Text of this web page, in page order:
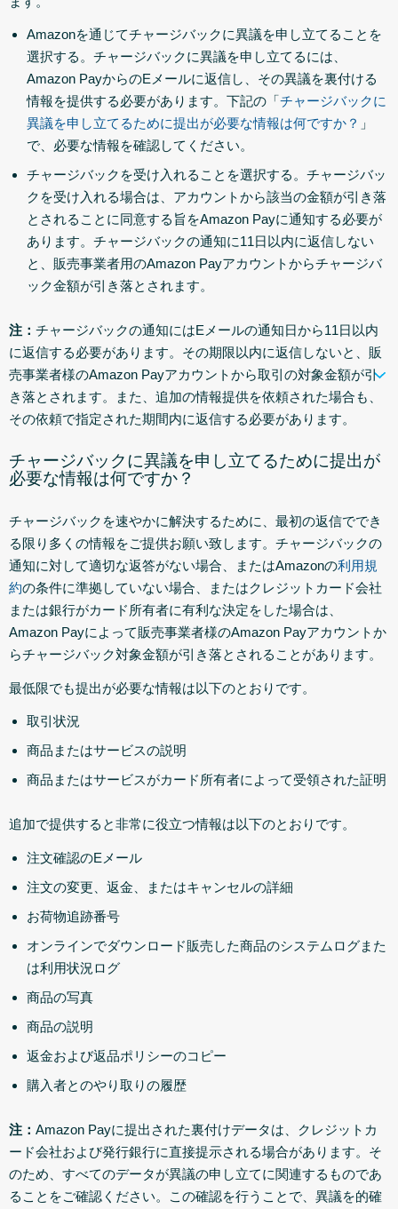
Amazonを通じてチャージバックに異議を申し立てることを
選択する。チャージバックに異議を申し立てるには、
Amazon PayからのEメールに返信し、その異議を裏付ける
情報を提供する必要があります。下記の「チャージバックに
異議を申し立てるために提出が必要な情報は何ですか？ 」
で、必要な情報を確認してください。
チャージバックを受け入れることを選択する。チャージバッ
クを受け入れる場合は、アカウントから該当の金額が引き落
とされることに同意する旨をAmazon Payに通知する必要が
あります。チャージバックの通知に11日以内に返信しない
と、販売事業者用のAmazon Payアカウントからチャージバ
ック金額が引き落とされます。
注： チャージバックの通知にはEメールの通知日から11日以内
に返信する必要があります。その期限以内に返信しないと、販
売事業者様のAmazon Payアカウントから取引の対象金額が引
き落とされます。また、追加の情報提供を依頼された場合も、
その依頼で指定された期間内に返信する必要があります。
チャージバックに異議を申し立てるために提出が
必要な情報は何ですか？
チャージバックを速やかに解決するために、最初の返信ででき
る限り多くの情報をご提供お願い致します。チャージバックの
通知に対して適切な返答がない場合、またはAmazonの利用規
約の条件に準拠していない場合、またはクレジットカード会社
または銀行がカード所有者に有利な決定をした場合は、
Amazon Payによって販売事業者様のAmazon Payアカウントか
らチャージバック対象金額が引き落とされることがあります。
最低限でも提出が必要な情報は以下のとおりです。
取引状況
商品またはサービスの説明
商品またはサービスがカード所有者によって受領された証明
追加で提供すると非常に役立つ情報は以下のとおりです。
注文確認のEメール
注文の変更、返金、またはキャンセルの詳細
お荷物追跡番号
オンラインでダウンロード販売した商品のシステムログまた
は利用状況ログ
商品の写真
商品の説明
返金および返品ポリシーのコピー
購入者とのやり取りの履歴
注： Amazon Payに提出された裏付けデータは、クレジットカ
ード会社および発行銀行に直接提示される場合があります。そ
のため、すべてのデータが異議の申し立てに関連するものであ
ることをご確認ください。この確認を行うことで、異議を的確